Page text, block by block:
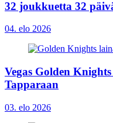
32 joukkuetta 32
04. elo 2026
Vegas Golden
Tapparaan
03. elo 2026